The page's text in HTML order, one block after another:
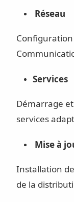
Réseau
Configuration
Services
Démarrage
services
Mise à
Installation
de la